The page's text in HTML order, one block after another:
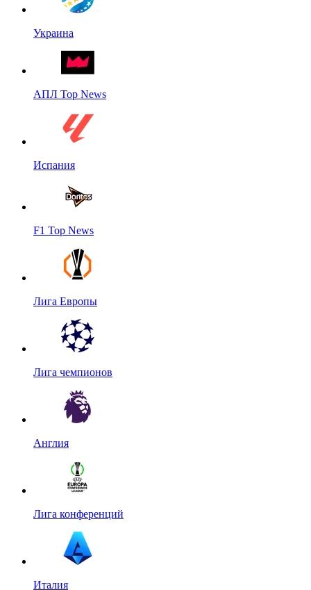
Украина
АПЛ Top News
Испания
F1 Top News
Лига Европы
Лига чемпионов
Англия
Лига конференций
Италия